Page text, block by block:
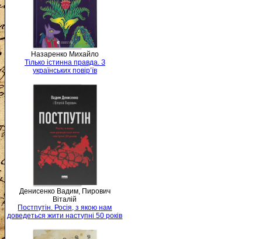
Назаренко Михайло
Тілько істинна правда. З
українських повір’їв
Денисенко Вадим, Пирович
Віталій
Постпутін. Росія, з якою нам
доведеться жити наступні 50 років